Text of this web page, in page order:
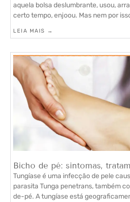
aquela bolsa deslumbrante, usou,
certo tempo, enjoou. Mas nem por
LEIA MAIS →
Bicho de pé: sintomas,
Tungíase é uma infecção de pele
parasita Tunga penetrans, também
de-pé. A tungíase está